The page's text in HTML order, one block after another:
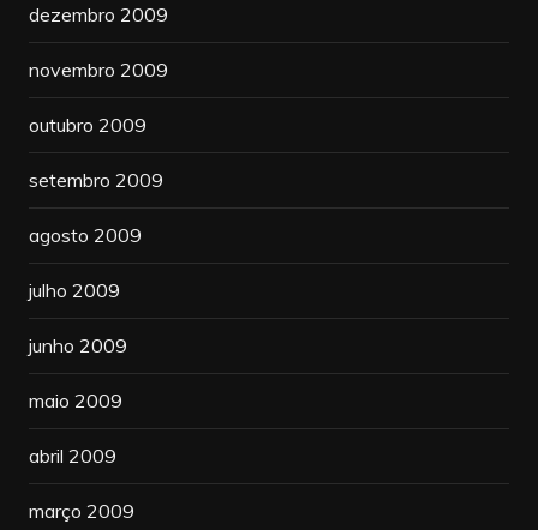
dezembro 2009
novembro 2009
outubro 2009
setembro 2009
agosto 2009
julho 2009
junho 2009
maio 2009
abril 2009
março 2009